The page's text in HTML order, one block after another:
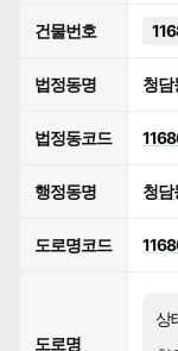
건물번호
법정동명 청담
법정동코드
행정동명 청담
도로명코드
도로명
상